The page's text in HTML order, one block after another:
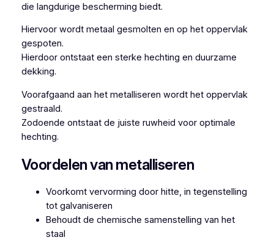
die langdurige bescherming biedt.
Hiervoor wordt metaal gesmolten en op het oppervlak
gespoten.
Hierdoor ontstaat een sterke hechting en duurzame
dekking.
Voorafgaand aan het metalliseren wordt het oppervlak
gestraald.
Zodoende ontstaat de juiste ruwheid voor optimale
hechting.
Voordelen van metalliseren
Voorkomt vervorming door hitte, in tegenstelling
tot galvaniseren
Behoudt de chemische samenstelling van het
staal